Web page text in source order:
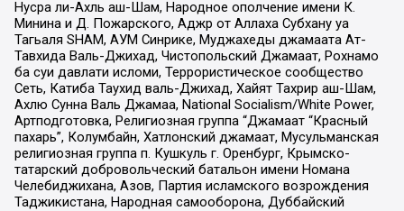
Нусра ли-Ахль аш-Шам, Народное ополчение имени К.
Минина и Д. Пожарского, Аджр от Аллаха Субхану уа
Тагьаля SHAM, АУМ Синрике, Муджахеды джамаата Ат-
Тавхида Валь-Джихад, Чистопольский Джамаат, Рохнамо
ба суи давлати исломи, Террористическое сообщество
Сеть, Катиба Таухид валь-Джихад, Хайят Тахрир аш-Шам,
Ахлю Сунна Валь Джамаа, National Socialism/White Power,
Артподготовка, Религиозная группа “Джамаат “Красный
пахарь”, Колумбайн, Хатлонский джамаат, Мусульманская
религиозная группа п. Кушкуль г. Оренбург, Крымско-
татарский добровольческий батальон имени Номана
Челебиджихана, Азов, Партия исламского возрождения
Таджикистана, Народная самооборона, Дуббайский